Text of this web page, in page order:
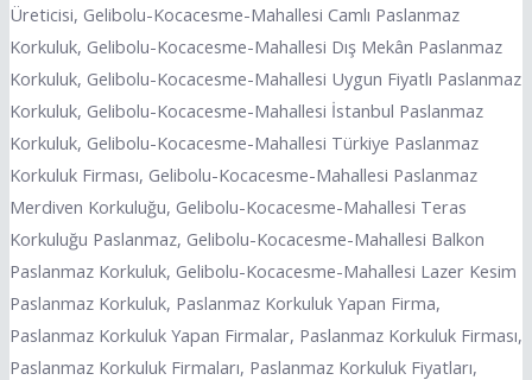
Üreticisi, Gelibolu-Kocacesme-Mahallesi Camlı Paslanmaz
Korkuluk, Gelibolu-Kocacesme-Mahallesi Dış Mekân Paslanmaz
Korkuluk, Gelibolu-Kocacesme-Mahallesi Uygun Fiyatlı Paslanmaz
Korkuluk, Gelibolu-Kocacesme-Mahallesi İstanbul Paslanmaz
Korkuluk, Gelibolu-Kocacesme-Mahallesi Türkiye Paslanmaz
Korkuluk Firması, Gelibolu-Kocacesme-Mahallesi Paslanmaz
Merdiven Korkuluğu, Gelibolu-Kocacesme-Mahallesi Teras
Korkuluğu Paslanmaz, Gelibolu-Kocacesme-Mahallesi Balkon
Paslanmaz Korkuluk, Gelibolu-Kocacesme-Mahallesi Lazer Kesim
Paslanmaz Korkuluk, Paslanmaz Korkuluk Yapan Firma,
Paslanmaz Korkuluk Yapan Firmalar, Paslanmaz Korkuluk Firması,
Paslanmaz Korkuluk Firmaları, Paslanmaz Korkuluk Fiyatları,